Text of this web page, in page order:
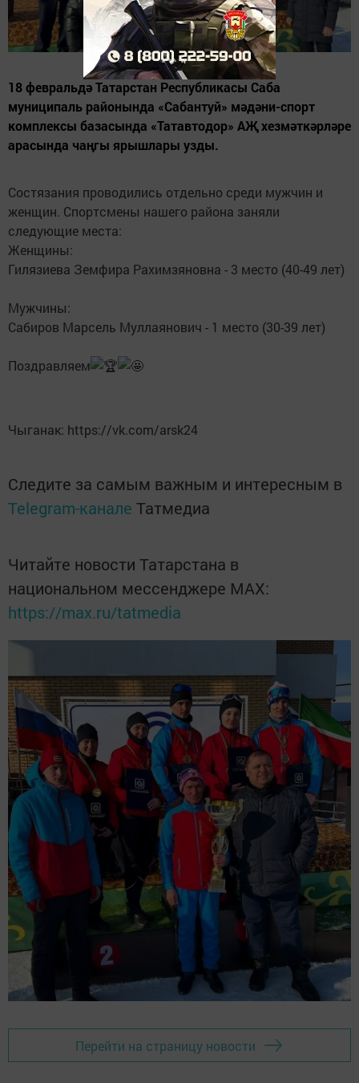
18 февральдә Татарстан Республикасы Саба
муниципаль районында «Сабантуй» мәдәни-спорт
комплексы базасында «Татавтодор» АҖ хезмәткәрләре
арасында чаңгы ярышлары узды.
Состязания проводились отдельно среди мужчин и
женщин. Спортсмены нашего района заняли
следующие места:
Женщины:
Гилязиева Земфира Рахимзяновна - 3 место (40-49 лет)
Мужчины:
Сабиров Марсель Муллаянович - 1 место (30-39 лет)
Поздравляем
Чыганак: https://vk.com/arsk24
Следите за самым важным и интересным в
Telegram-канале Татмедиа
Читайте новости Татарстана в
национальном мессенджере MАХ:
https://max.ru/tatmedia
Перейти на страницу новости